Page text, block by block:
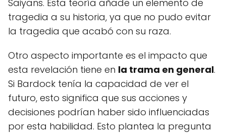
Saiyans. Esta teoría añade un elemento de
tragedia a su historia, ya que no pudo evitar
la tragedia que acabó con su raza.
Otro aspecto importante es el impacto que
esta revelación tiene en la trama en general.
Si Bardock tenía la capacidad de ver el
futuro, esto significa que sus acciones y
decisiones podrían haber sido influenciadas
por esta habilidad. Esto plantea la pregunta